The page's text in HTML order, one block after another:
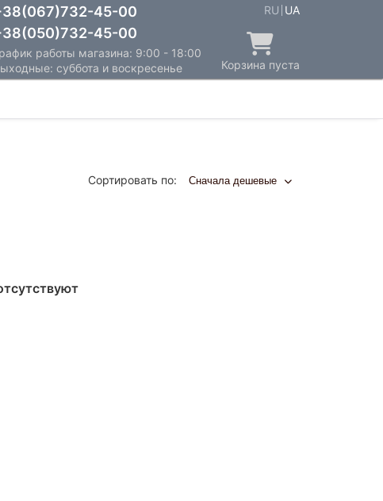
45-00
45-00
работы магазина: 9:00 - 18:00
суббота и воскресенье
RU UA
Корзина пуста
Сортировать по: Сначала дешевые